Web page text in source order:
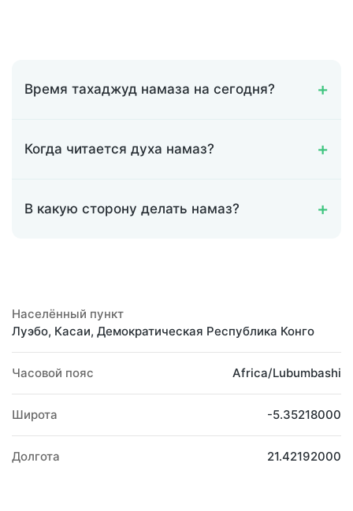
Время тахаджуд намаза на сегодня?
Когда читается духа намаз?
В какую сторону делать намаз?
Населённый пункт
Луэбо, Касаи, Демократическая Республика Конго
Часовой пояс Africa/Lubumbashi
Широта -5.35218000
Долгота 21.42192000